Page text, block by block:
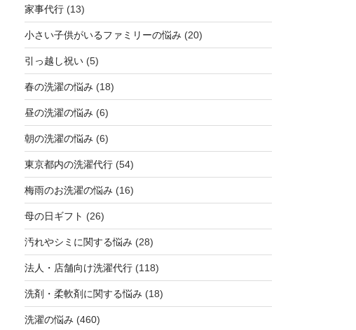
家事代行(13)
小さい子供がいるファミリーの悩み (20)
引っ越し祝い(5)
春の洗濯の悩み (18)
昼の洗濯の悩み (6)
朝の洗濯の悩み (6)
東京都内の洗濯代行(54)
梅雨のお洗濯の悩み (16)
母の日ギフト (26)
汚れやシミに関する悩み (28)
法人・店舗向け洗濯代行(118)
洗剤・柔軟剤に関する悩み (18)
洗濯の悩み (460)